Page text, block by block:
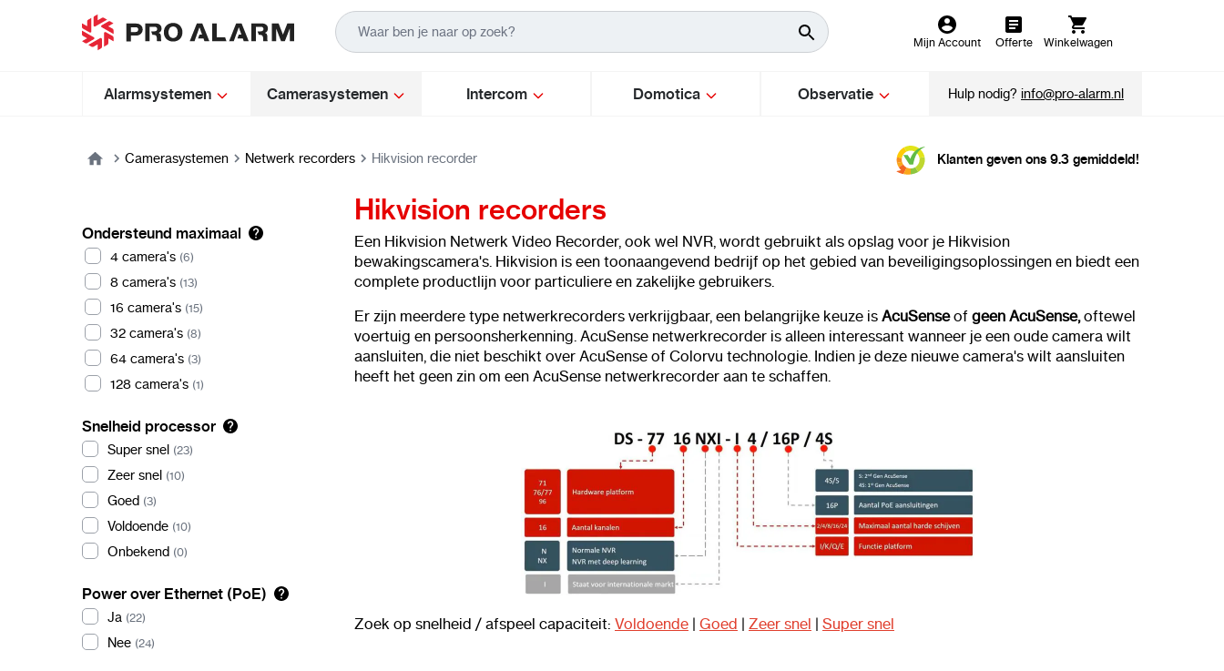
Ga naar de inhoud
Mijn Account Offerte Winkelwagen
Alarmsystemen Camerasystemen Intercom Domotica Observatie Hulp nodig?info@pro-alarm.nl
Camerasystemen Netwerk recorders Hikvision recorder Klanten geven ons 9.3 gemiddeld!
Ondersteund maximaal
4 camera's (6)
8 camera's (13)
16 camera's (15)
32 camera's (8)
64 camera's (3)
128 camera's (1)
Snelheid processor
Super snel (23)
Zeer snel (10)
Goed (3)
Voldoende (10)
Onbekend (0)
Power over Ethernet (PoE)
Ja (22)
Nee (24)
Hikvision recorders
Een Hikvision Netwerk Video Recorder, ook wel NVR, wordt gebruikt als opslag voor je Hikvision
bewakingscamera's. Hikvision is een toonaangevend bedrijf op het gebied van beveiligingsoplossingen en biedt een
complete productlijn voor particuliere en zakelijke gebruikers.
Er zijn meerdere type netwerkrecorders verkrijgbaar, een belangrijke keuze is AcuSenseof geen AcuSense,oftewel
voertuig en persoonsherkenning. AcuSense netwerkrecorder is alleen interessant wanneer je een oude camera wilt
aansluiten, die niet beschikt over AcuSense of Colorvu technologie. Indien je deze nieuwe camera's wilt aansluiten
heeft het geen zin om een AcuSense netwerkrecorder aan te schaffen.
Zoek op snelheid / afspeel capaciteit: Voldoende | Goed | Zeer snel | Super snel